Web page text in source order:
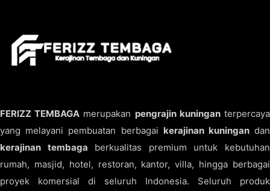
FERIZZ TEMBAGA merupakan pengrajin kuninganterpercaya
yang melayani pembuatan berbagai kerajinan kuningandan
kerajinan tembaga berkualitas premium untuk kebutuhan
rumah, masjid, hotel, restoran, kantor, villa, hingga berbagai
proyek komersial di seluruh Indonesia. Seluruh produk